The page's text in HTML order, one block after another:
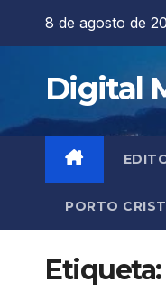
8 de agosto de
Digital
PORTO
Etiqueta: